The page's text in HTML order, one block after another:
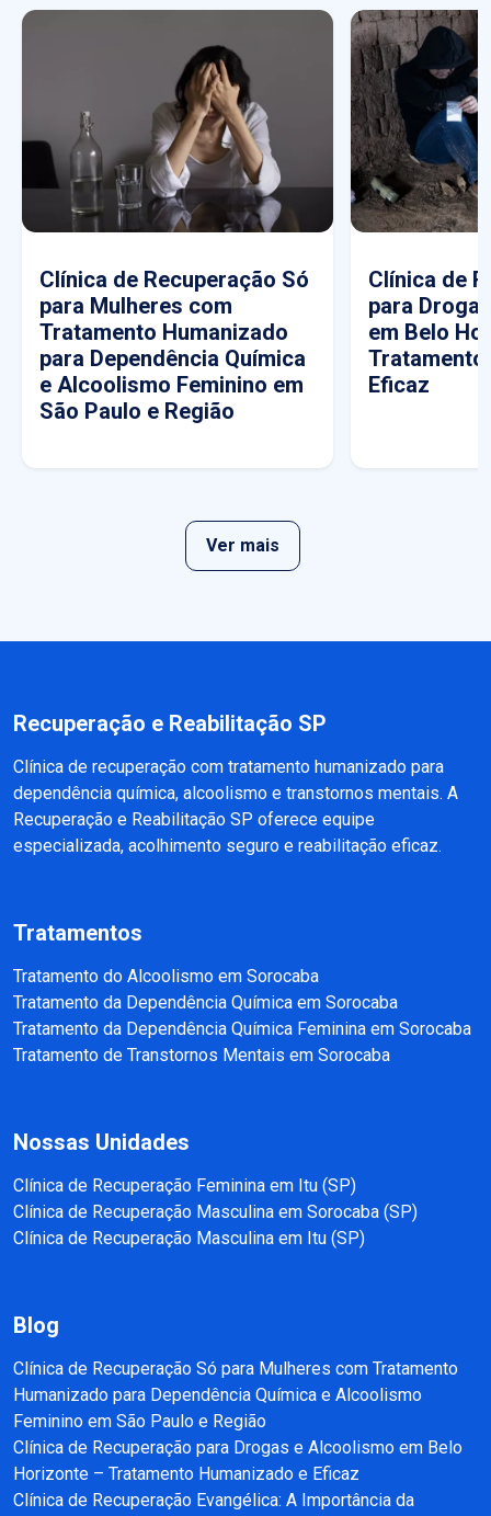
Clínica de Recuperação Só
para Mulheres com
Tratamento Humanizado
para Dependência Química
e Alcoolismo Feminino em
São Paulo e Região
Clínica de
para
em Belo
Tratamento
Eficaz
Ver mais
Recuperação e Reabilitação SP
Clínica de recuperação com tratamento humanizado para
dependência química, alcoolismo e transtornos mentais. A
Recuperação e Reabilitação SP oferece equipe
especializada, acolhimento seguro e reabilitação eficaz.
Tratamentos
Tratamento do Alcoolismo em Sorocaba
Tratamento da Dependência Química em Sorocaba
Tratamento da Dependência Química Feminina em Sorocaba
Tratamento de Transtornos Mentais em Sorocaba
Nossas Unidades
Clínica de Recuperação Feminina em Itu (SP)
Clínica de Recuperação Masculina em Sorocaba (SP)
Clínica de Recuperação Masculina em Itu (SP)
Blog
Clínica de Recuperação Só para Mulheres com Tratamento
Humanizado para Dependência Química e Alcoolismo
Feminino em São Paulo e Região
Clínica de Recuperação para Drogas e Alcoolismo em Belo
Horizonte – Tratamento Humanizado e Eficaz
Clínica de Recuperação Evangélica: A Importância da